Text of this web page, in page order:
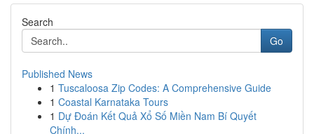
Search
Go
Published News
1 Tuscaloosa Zip Codes: A Comprehensive Guide
1 Coastal Karnataka Tours
1 Dự Đoán Kết Quả Xổ Số Miền Nam Bí Quyết
Chính...